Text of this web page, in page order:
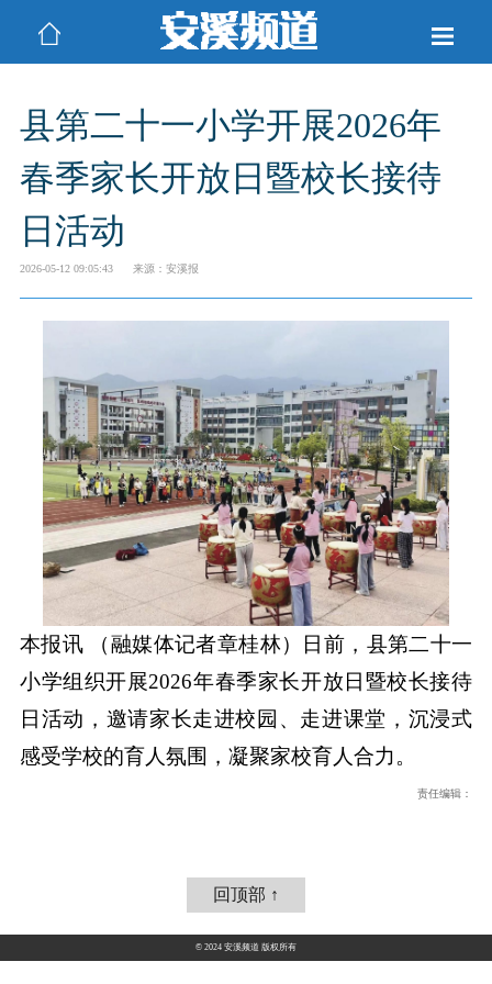
县第二十一小学开展2026年
春季家长开放日暨校长接待
日活动
2026-05-12 09:05:43 来源：安溪报
本报讯 （融媒体记者章桂林）日前，县第二十一
小学组织开展2026年春季家长开放日暨校长接待
日活动，邀请家长走进校园、走进课堂，沉浸式
感受学校的育人氛围，凝聚家校育人合力。
责任编辑：
回顶部 ↑
© 2024 安溪频道 版权所有